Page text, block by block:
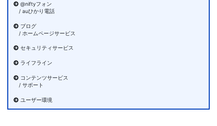
@niftyフォン
/ auひかり電話
ブログ
/ ホームページサービス
セキュリティサービス
ライフライン
コンテンツサービス
/ サポート
ユーザー環境